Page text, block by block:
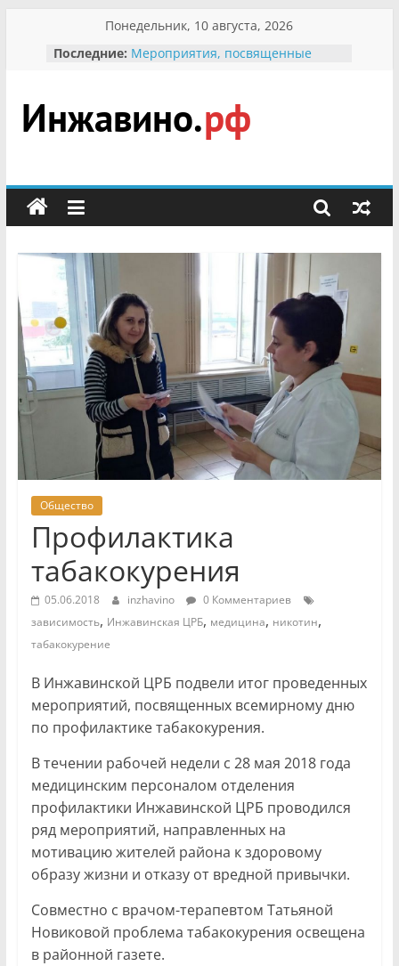
содержимому
Понедельник, 10 августа, 2026
Последние: Мероприятия, посвященные
гражданин Инжавинского округа»
участнице Великой
Отечественной, фронтовичке
Безопасность в сети Интернет
мероприятии «Сохраним
первоцветы!»
В вольере Воронинского
заповедника родились крапчатые
суслики
Инжавино.рф
сельский
портал
Общество
Профилактика
табакокурения
05.06.2018 inzhavino
0 Комментариев
зависимость, Инжавинская ЦРБ, медицина, никотин,
табакокурение
В Инжавинской ЦРБ подвели итог проведенных
мероприятий, посвященных всемирному дню
по профилактике табакокурения.
В течении рабочей недели с 28 мая 2018 года
медицинским персоналом отделения
профилактики Инжавинской ЦРБ проводился
ряд мероприятий, направленных на
мотивацию жителей района к здоровому
образу жизни и отказу от вредной привычки.
Совместно с врачом-терапевтом Татьяной
Новиковой проблема табакокурения освещена
в районной газете.